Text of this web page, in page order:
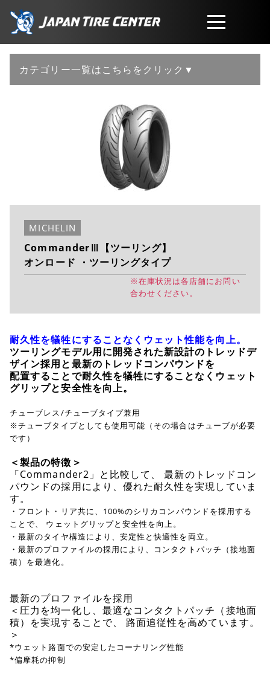
取扱商品
工賃・サービスについて
カテゴリー一覧はこちらをクリック▼
MICHELIN
CommanderⅢ【ツーリング】
オンロード ・ツーリングタイプ
※在庫状況は各店舗にお問い
合わせください。
耐久性を犠牲にすることなくウェット性能を向上。
ツーリングモデル用に開発された新設計のトレッドデ
ザイン採用と最新のトレッドコンパウンドを
配置することで耐久性を犠牲にすることなくウェット
グリップと安全性を向上。
チューブレス/チューブタイプ兼用
※チューブタイプとしても使用可能（その場合はチューブが必要
です）
＜製品の特徴＞
「Commander2」と比較して、 最新のトレッドコン
パウンドの採用により、優れた耐久性を実現していま
す。
・フロント・リア共に、100%のシリカコンパウンドを採用する
ことで、 ウェットグリップと安全性を向上。
・最新のタイヤ構造により、安定性と快適性を両立。
・最新のプロファイルの採用により、コンタクトパッチ（接地面
積）を最適化。
最新のプロファイルを採用
＜圧力を均一化し、最適なコンタクトパッチ（接地面
積）を実現することで、 路面追従性を高めています。
＞
*ウェット路面での安定したコーナリング性能
*偏摩耗の抑制